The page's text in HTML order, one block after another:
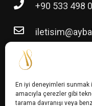
En iyi deneyimleri
amacıyla çerezler gibi
tarama davranışı veya
+90 533 498